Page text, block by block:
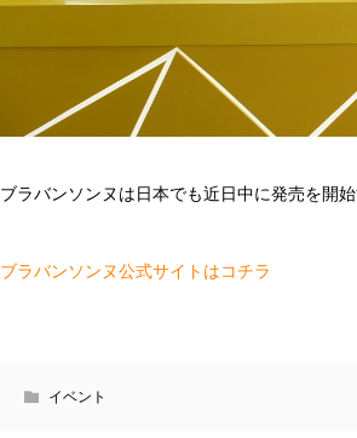
ブラバンソンヌは日本でも近日中に発売を開始
ブラバンソンヌ公式サイトはコチラ
イベント